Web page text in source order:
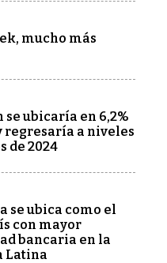
mucho más
ubicaría en 6,2%
regresaría a niveles
de 2024
se ubica como el
con mayor
bancaria en la
Latina